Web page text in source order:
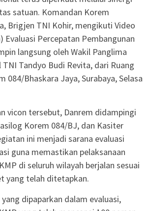
satuan. Komandan Korem
Brigjen TNI Kohir, mengikuti Video
Evaluasi Percepatan Pembangunan
langsung oleh Wakil Panglima
TNI Tandyo Budi Revita, dari Ruang
084/Bhaskara Jaya, Surabaya, Selasa
vicon tersebut, Danrem didampingi
Korem 084/BJ, dan Kasiter
ini menjadi sarana evaluasi
guna memastikan pelaksanaan
di seluruh wilayah berjalan sesuai
yang telah ditetapkan.
dipaparkan dalam evaluasi,